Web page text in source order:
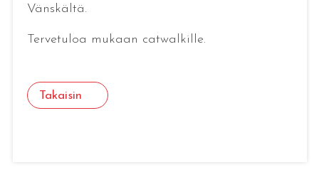
Vänskältä.
Tervetuloa mukaan catwalkille.
Takaisin